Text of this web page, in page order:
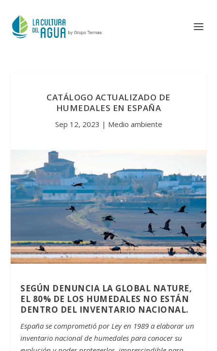
CATÁLOGO ACTUALIZADO DE
HUMEDALES EN ESPAÑA
Sep 12, 2023 | Medio ambiente
SEGÚN DENUNCIA LA GLOBAL NATURE,
EL 80% DE LOS HUMEDALES NO ESTÁN
DENTRO DEL INVENTARIO NACIONAL.
España se comprometió por Ley en 1989 a elaborar un
inventario nacional de humedales para conocer su